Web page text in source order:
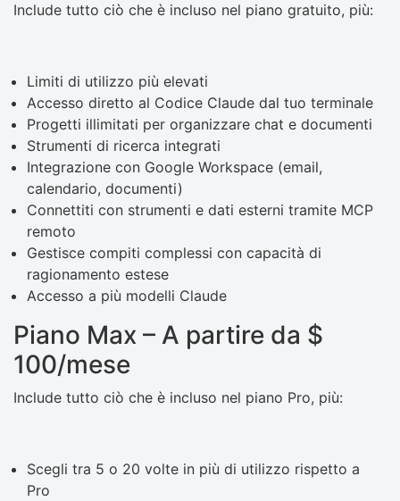
Include tutto ciò che è incluso nel piano gratuito, più:
Limiti di utilizzo più elevati
Accesso diretto al Codice Claude dal tuo terminale
Progetti illimitati per organizzare chat e documenti
Strumenti di ricerca integrati
Integrazione con Google Workspace (email,
calendario, documenti)
Connettiti con strumenti e dati esterni tramite MCP
remoto
Gestisce compiti complessi con capacità di
ragionamento estese
Accesso a più modelli Claude
Piano Max – A partire da $
100/mese
Include tutto ciò che è incluso nel piano Pro, più:
Scegli tra 5 o 20 volte in più di utilizzo rispetto a
Pro